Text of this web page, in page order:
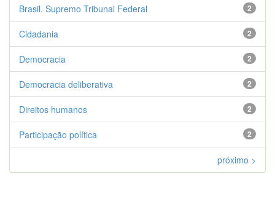
2
Brasil. Supremo Tribunal Federal
2
Cidadania
2
Democracia
2
Democracia deliberativa
2
Direitos humanos
2
Participação política
próximo >